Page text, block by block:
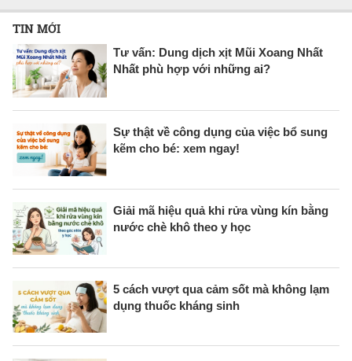
TIN MỚI
Tư vấn: Dung dịch xịt Mũi Xoang Nhất
Nhất phù hợp với những ai?
Sự thật về công dụng của việc bổ sung
kẽm cho bé: xem ngay!
Giải mã hiệu quả khi rửa vùng kín bằng
nước chè khô theo y học
5 cách vượt qua cảm sốt mà không lạm
dụng thuốc kháng sinh